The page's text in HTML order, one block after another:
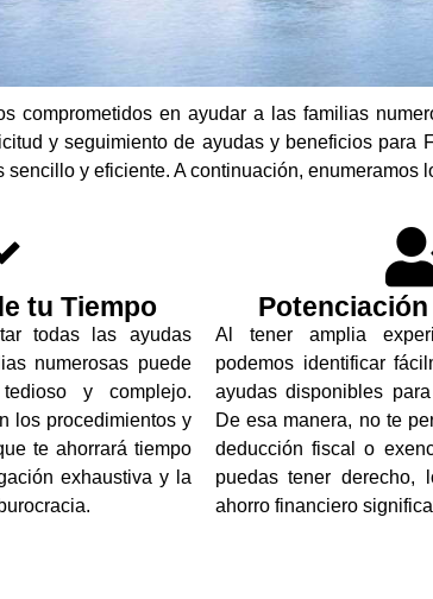
comprometidos en ayudar a las familias
y seguimiento de ayudas y beneficios
sencillo y eficiente. A continuación,
tu Tiempo
todas las ayudas
numerosas puede
y complejo.
los procedimientos y
te ahorrará tiempo
exhaustiva y la
Al tener amplia
podemos identificar
ayudas disponibles
De esa manera, no te
deducción fiscal o
puedas tener derecho,
ahorro financiero